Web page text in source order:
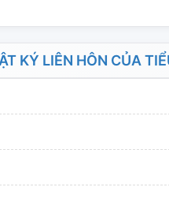
KÝ LIÊN HÔN CỦA